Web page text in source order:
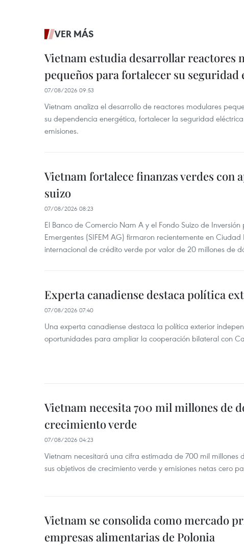
VER MÁS
Vietnam estudia desarrollar reactores
pequeños para fortalecer su seguridad
07/08/2026 09:53
Vietnam analiza el desarrollo de reactores modulares
su dependencia energética, fortalecer la seguridad
emisiones.
Vietnam fortalece finanzas verdes con
suizo
07/08/2026 08:23
El Banco de Comercio Nam A y el Fondo Suizo de
Emergentes (SIFEM AG) firmaron recientemente en
internacional de crédito verde por valor de 20 millones de
Experta canadiense destaca política
07/08/2026 07:40
Una experta canadiense destaca la política exterior
oportunidades para ampliar la cooperación bilateral con
Vietnam necesita 700 mil millones de
crecimiento verde
07/08/2026 04:23
Vietnam necesitará una cifra estimada de 700 mil millones
sus objetivos de crecimiento verde y emisiones netas cero
Vietnam se consolida como mercado
empresas alimentarias de Polonia